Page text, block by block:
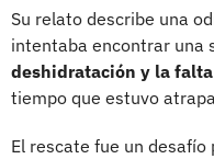
Su relato describe una
intentaba encontrar una
deshidratación y la
tiempo que estuvo
El rescate fue un